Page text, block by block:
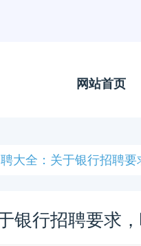
网站首页
大全：关于银行招聘
银行招聘要求